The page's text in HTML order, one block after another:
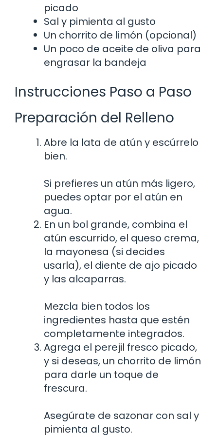
picado
Sal y pimienta al gusto
Un chorrito de limón (opcional)
Un poco de aceite de oliva para
engrasar la bandeja
Instrucciones Paso a Paso
Preparación del Relleno
Abre la lata de atún y escúrrelo
bien.
Si prefieres un atún más ligero,
puedes optar por el atún en
agua.
En un bol grande, combina el
atún escurrido, el queso crema,
la mayonesa (si decides
usarla), el diente de ajo picado
y las alcaparras.
Mezcla bien todos los
ingredientes hasta que estén
completamente integrados.
Agrega el perejil fresco picado,
y si deseas, un chorrito de limón
para darle un toque de
frescura.
Asegúrate de sazonar con sal y
pimienta al gusto.